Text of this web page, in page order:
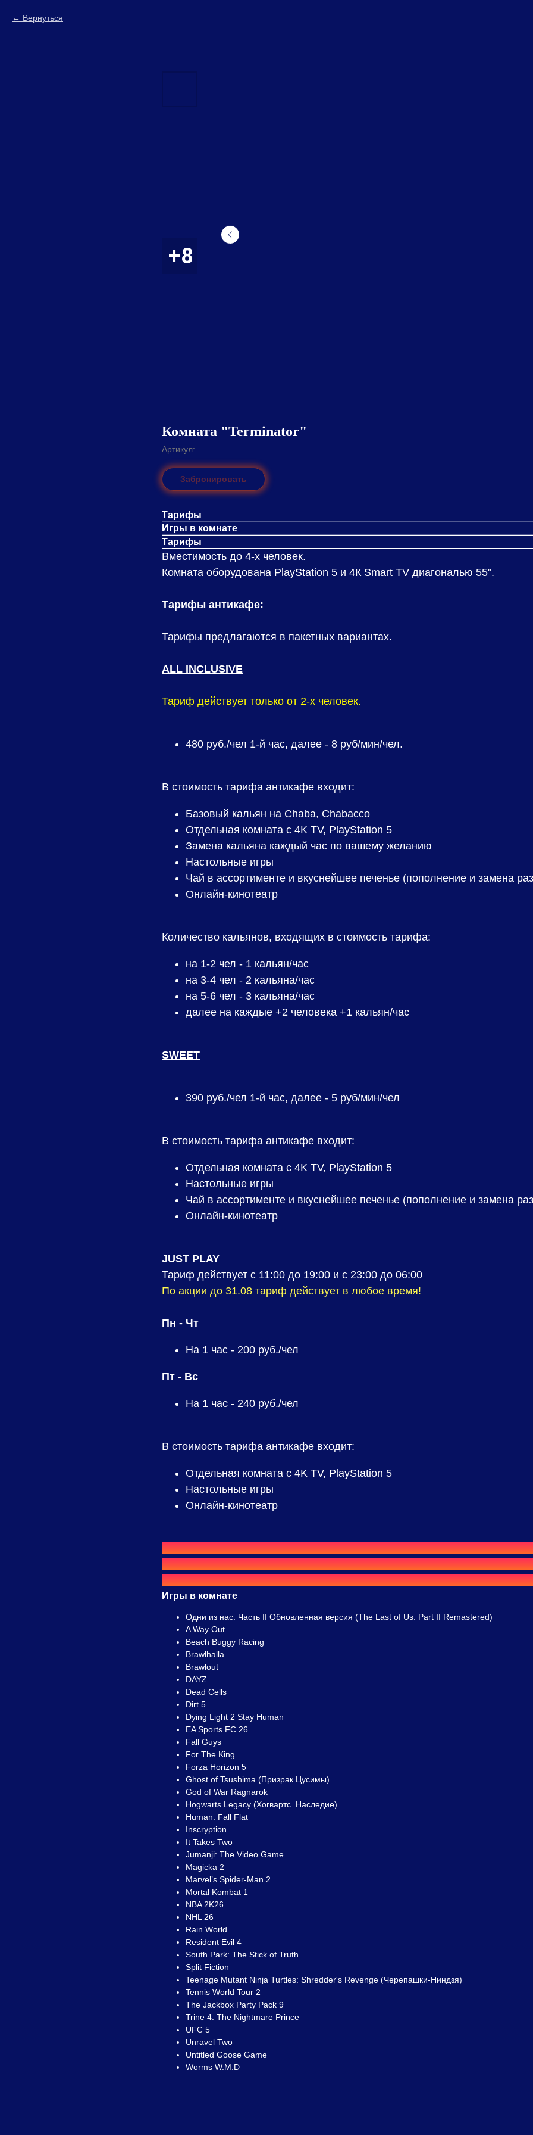
Вернуться
Комната "Terminator"
Артикул:
Забронировать
Тарифы
Игры в комнате
Тарифы
Вместимость до 4-х человек.
Комната оборудована PlayStation 5 и 4К Smart TV диагональю 55".
Тарифы антикафе:
Тарифы предлагаются в пакетных вариантах.
ALL INCLUSIVE
Тариф действует только от 2-х человек.
480 руб./чел 1-й час, далее - 8 руб/мин/чел.
В стоимость тарифа антикафе входит:
Базовый кальян на Chaba, Chabacco
Отдельная комната с 4K TV, PlayStation 5
Замена кальяна каждый час по вашему желанию
Настольные игры
Чай в ассортименте и вкуснейшее печенье (пополнение и замена
Онлайн-кинотеатр
Количество кальянов, входящих в стоимость тарифа:
на 1-2 чел - 1 кальян/час
на 3-4 чел - 2 кальяна/час
на 5-6 чел - 3 кальяна/час
далее на каждые +2 человека +1 кальян/час
SWEET
390 руб./чел 1-й час, далее - 5 руб/мин/чел
В стоимость тарифа антикафе входит:
Отдельная комната с 4K TV, PlayStation 5
Настольные игры
Чай в ассортименте и вкуснейшее печенье (пополнение и замена
Онлайн-кинотеатр
JUST PLAY
Тариф действует с 11:00 до 19:00 и с 23:00 до 06:00
По акции до 31.08 тариф действует в любое время!
Пн - Чт
На 1 час - 200 руб./чел
Пт - Вс
На 1 час - 240 руб./чел
В стоимость тарифа антикафе входит:
Отдельная комната с 4K TV, PlayStation 5
Настольные игры
Онлайн-кинотеатр
⟫⟫Хотите провести у нас весь день или всю ночь? Обратите
«Дневной»,«Ночной»,«Командный день»и«Командная ночь»— они
отдыхать значительно дольше и обычно обходятся выгоднее при
Игры в комнате
Одни из нас: Часть II Обновленная версия (The Last of Us: Part II Remastered)
A Way Out
Beach Buggy Racing
Brawlhalla
Brawlout
DAYZ
Dead Cells
Dirt 5
Dying Light 2 Stay Human
EA Sports FC 26
Fall Guys
For The King
Forza Horizon 5
Ghost of Tsushima (Призрак Цусимы)
God of War Ragnarok
Hogwarts Legacy (Хогвартс. Наследие)
Human: Fall Flat
Inscryption
It Takes Two
Jumanji: The Video Game
Magicka 2
Marvel’s Spider-Man 2
Mortal Kombat 1
NBA 2K26
NHL 26
Rain World
Resident Evil 4
South Park: The Stick of Truth
Split Fiction
Teenage Mutant Ninja Turtles: Shredder's Revenge (Черепашки-Ниндзя)
Tennis World Tour 2
The Jackbox Party Pack 9
Trine 4: The Nightmare Prince
UFC 5
Unravel Two
Untitled Goose Game
Worms W.M.D